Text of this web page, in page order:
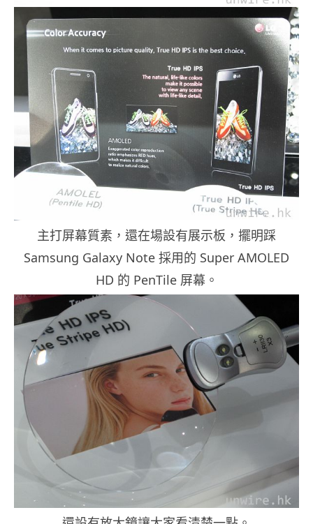
主打屏幕質素，還在場設有展示板，擺明踩
Samsung Galaxy Note 採用的 Super AMOLED
HD 的 PenTile 屏幕。